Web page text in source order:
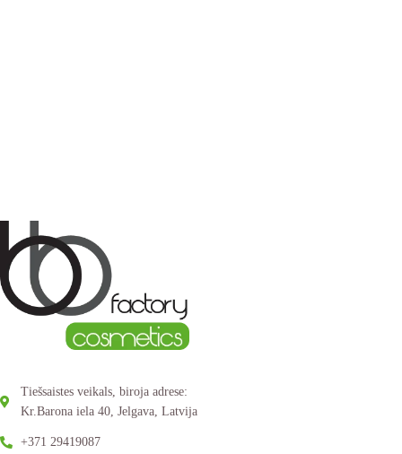
Tiešsaistes veikals, biroja adrese:
Kr.Barona iela 40, Jelgava, Latvija
+371 29419087